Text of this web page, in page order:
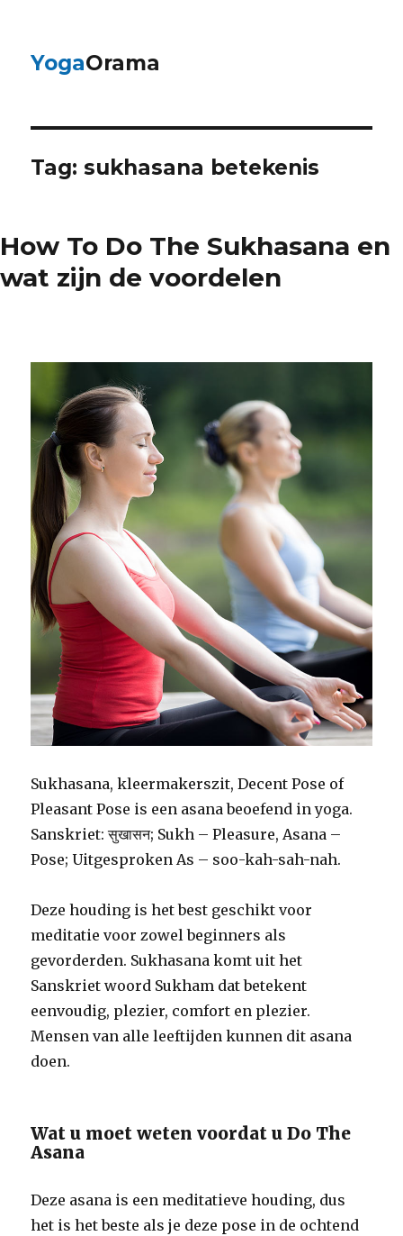
YogaOrama
Tag:sukhasana betekenis
How To Do The Sukhasana en
wat zijn de voordelen
Sukhasana, kleermakerszit, Decent Pose of
Pleasant Pose is een asana beoefend in yoga.
Sanskriet: सुखासन; Sukh – Pleasure, Asana –
Pose; Uitgesproken As – soo-kah-sah-nah.
Deze houding is het best geschikt voor
meditatie voor zowel beginners als
gevorderden. Sukhasana komt uit het
Sanskriet woord Sukham dat betekent
eenvoudig, plezier, comfort en plezier.
Mensen van alle leeftijden kunnen dit asana
doen.
Wat u moet weten voordat u Do The
Asana
Deze asana is een meditatieve houding, dus
het is het beste als je deze pose in de ochtend